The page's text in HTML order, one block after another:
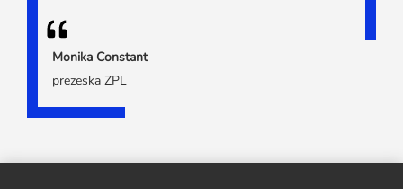
Monika Constant
prezeska ZPL